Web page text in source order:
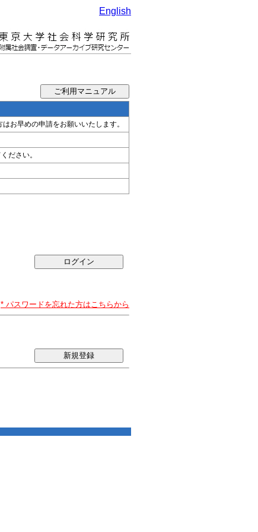
English
お早めの申請をお願いいたします。
ださい。
* パスワードを忘れた方はこちらから
新規登録